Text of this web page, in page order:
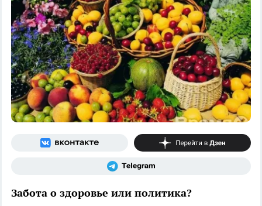
Забота о здоровье или политика?